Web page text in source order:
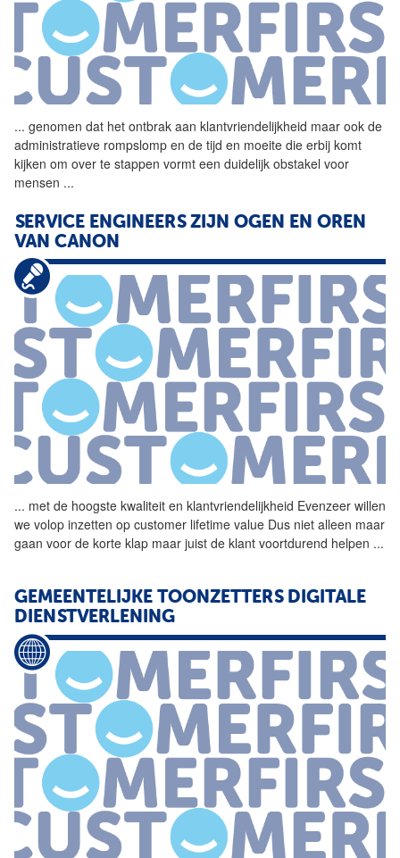
... genomen dat het ontbrak aan klantvriendelijkheid maar ook de
administratieve rompslomp en de tijd en moeite die erbij komt
kijken om over te stappen vormt een duidelijk obstakel voor
mensen ...
SERVICE ENGINEERS ZIJN OGEN EN OREN
VAN CANON
... met de hoogste kwaliteit en klantvriendelijkheid Evenzeer willen
we volop inzetten op customer lifetime value Dus niet alleen maar
gaan voor de korte klap maar juist de klant voortdurend helpen ...
GEMEENTELIJKE TOONZETTERS DIGITALE
DIENSTVERLENING